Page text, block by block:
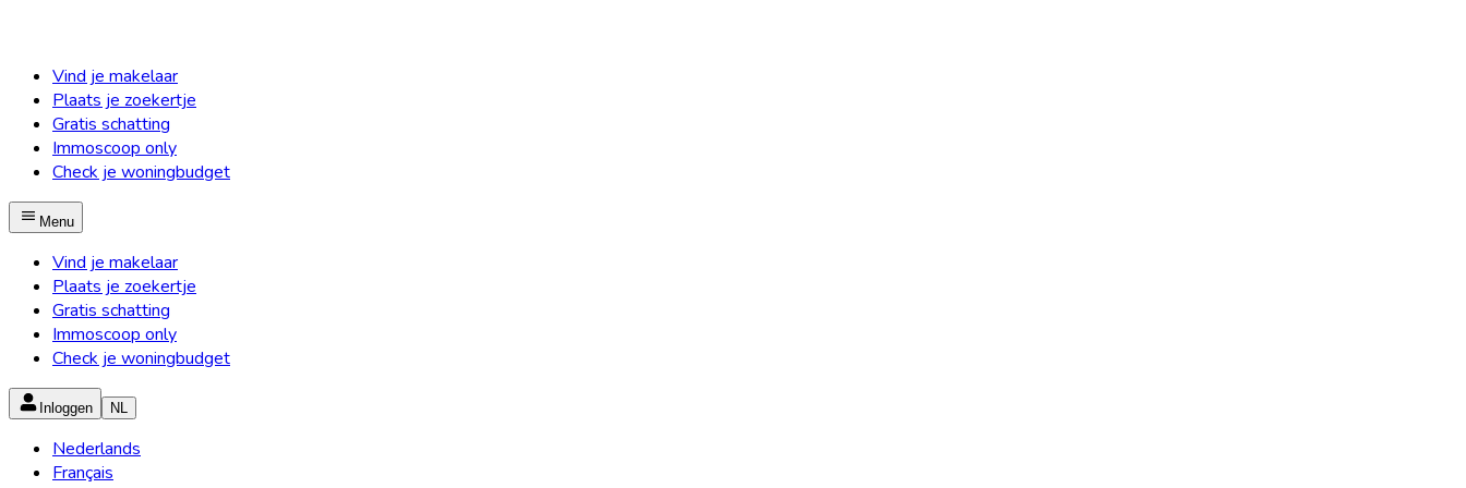
Vind je makelaar
Plaats je zoekertje
Gratis schatting
Immoscoop only
Check je woningbudget
Menu
Vind je makelaar
Plaats je zoekertje
Gratis schatting
Immoscoop only
Check je woningbudget
Inloggen NL
Nederlands
Français